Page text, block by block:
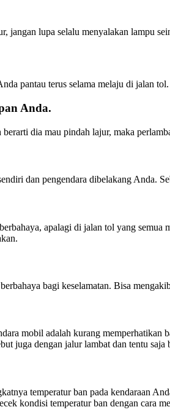
lupa selalu menyalakan lampu
pantau terus selama melaju di jalan
Anda.
dia mau pindah lajur, maka
dan pengendara dibelakang Anda.
apalagi di jalan tol yang
bagi keselamatan. Bisa
mobil adalah kurang
juga dengan jalur lambat dan tentu saja
temperatur ban pada kendaraan
kondisi temperatur ban dengan cara